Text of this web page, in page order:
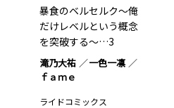
暴食のベルセルク～俺
だけレベルという概念
を突破する～…3
滝乃大祐
一色一凛
ｆａｍｅ
ライドコミックス